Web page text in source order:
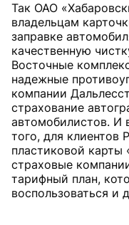
Так ОАО
владельцам
заправке
качественную
Восточные
надежные
компании
страхование
автомобилистов. И
того, для клиентов
пластиковой карты
страховые
тарифный план,
воспользоваться и